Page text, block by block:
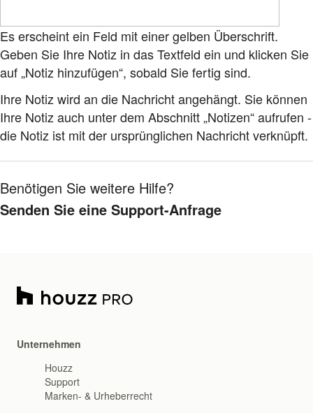
Es erscheint ein Feld mit einer gelben Überschrift.
Geben Sie Ihre Notiz in das Textfeld ein und klicken Sie
auf „Notiz hinzufügen“, sobald Sie fertig sind.
Ihre Notiz wird an die Nachricht angehängt. Sie können
Ihre Notiz auch unter dem Abschnitt „Notizen“ aufrufen -
die Notiz ist mit der ursprünglichen Nachricht verknüpft.
Benötigen Sie weitere Hilfe?
Senden Sie eine Support-Anfrage
Unternehmen
Houzz
Support
Marken- & Urheberrecht